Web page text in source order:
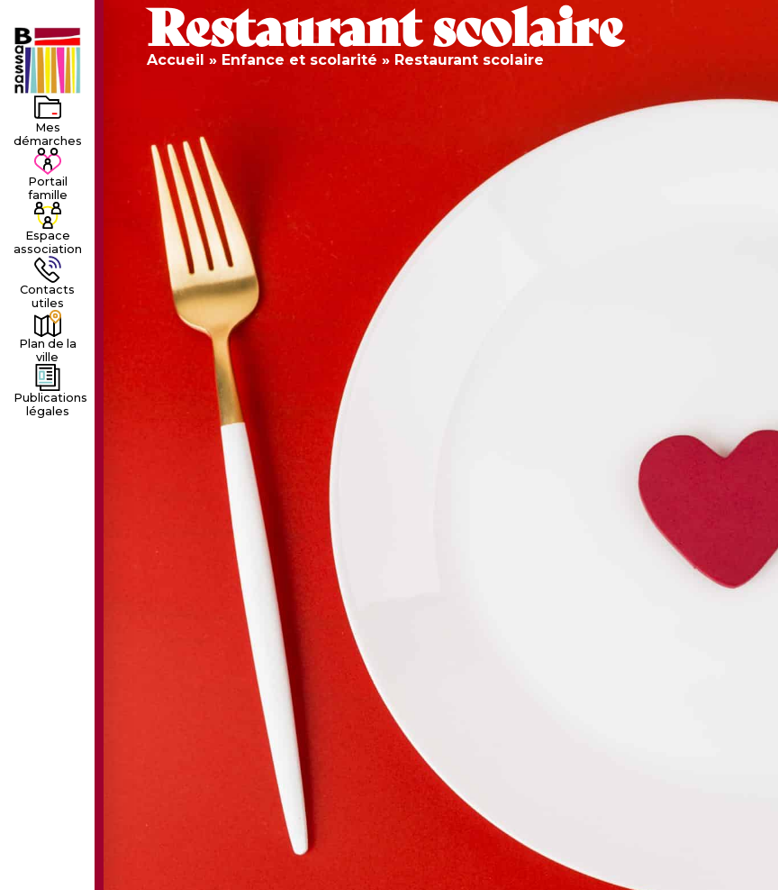
LE VILLAGE LA MUNICIPALITÉ VIVRE À BASSAN ENFANCE ET SCOLARITÉ
Mes
démarches
Portail
famille
Espace
association
Contacts
utiles
Plan de la
ville
Publications
légales
Restaurant scolaire
Accueil » Enfance et scolarité » Restaurant scolaire